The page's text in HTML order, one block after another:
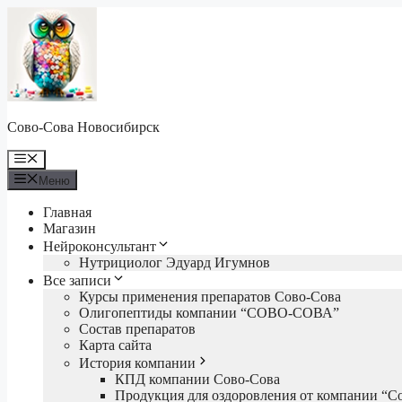
Перейти
содержимому
Сово-Сова Новосибирск
Меню
Меню
Главная
Магазин
Нейроконсультант
Нутрициолог Эдуард Игумнов
Все записи
Курсы применения препаратов Сово-Сова
Олигопептиды компании “СОВО-СОВА”
Состав препаратов
Карта сайта
История компании
КПД компании Сово-Сова
Продукция для оздоровления от компании